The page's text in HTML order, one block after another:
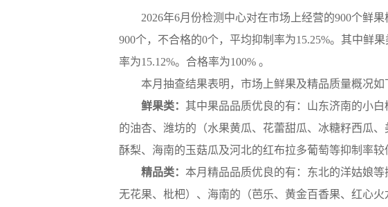
2026年6月份检测中心对在市场上经营的900个鲜
900个，不合格的0个，平均抑制率为15.25%。其中鲜
率为15.12%。合格率为100% 。
本月抽查结果表明，市场上鲜果及精品质量概况如
鲜果类： 其中果品品质优良的有：山东济南的小
的油杏、潍坊的（水果黄瓜、花蕾甜瓜、冰糖籽西瓜
酥梨、海南的玉菇瓜及河北的红布拉多葡萄等抑制率较
精品类： 本月 精品品质优良的有：东北的洋姑娘
无花果、枇杷）、海南的（芭乐、黄金百香果、红心火